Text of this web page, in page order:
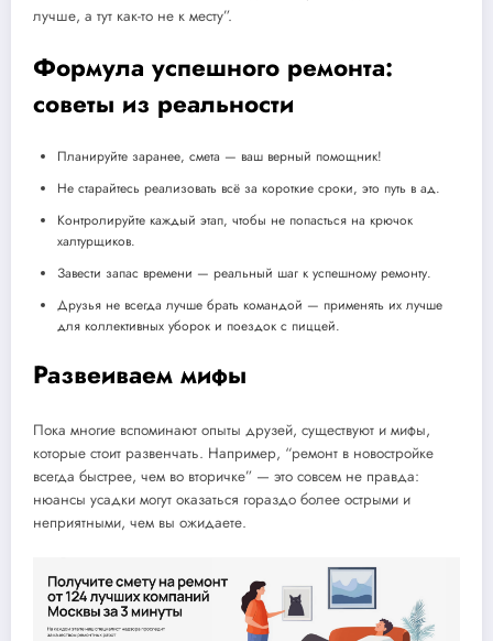
лучше, а тут как-то не к месту”.
Формула успешного ремонта:
советы из реальности
Планируйте заранее, смета — ваш верный помощник!
Не старайтесь реализовать всё за короткие сроки, это путь в ад.
Контролируйте каждый этап, чтобы не попасться на крючок
халтурщиков.
Завести запас времени — реальный шаг к успешному ремонту.
Друзья не всегда лучше брать командой — применять их лучше
для коллективных уборок и поездок с пиццей.
Развеиваем мифы
Пока многие вспоминают опыты друзей, существуют и мифы,
которые стоит развенчать. Например, “ремонт в новостройке
всегда быстрее, чем во вторичке” — это совсем не правда:
нюансы усадки могут оказаться гораздо более острыми и
неприятными, чем вы ожидаете.